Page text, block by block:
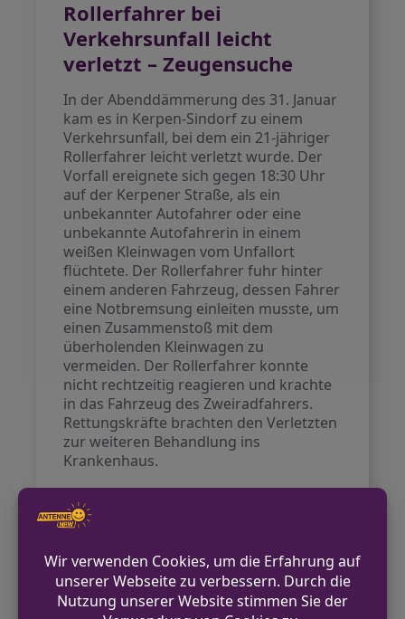
Rollerfahrer bei
Verkehrsunfall leicht
verletzt – Zeugensuche
In der Abenddämmerung des 31. Januar
kam es in Kerpen-Sindorf zu einem
Verkehrsunfall, bei dem ein 21-jähriger
Rollerfahrer leicht verletzt wurde. Der
Vorfall ereignete sich gegen 18:30 Uhr
auf der Kerpener Straße, als ein
unbekannter Autofahrer oder eine
unbekannte Autofahrerin in einem
weißen Kleinwagen vom Unfallort
flüchtete. Der Rollerfahrer fuhr hinter
einem anderen Fahrzeug, dessen Fahrer
eine Notbremsung einleiten musste, um
einen Zusammenstoß mit dem
überholenden Kleinwagen zu
vermeiden. Der Rollerfahrer konnte
nicht rechtzeitig reagieren und krachte
in das Fahrzeug des Zweiradfahrers.
Rettungskräfte brachten den Verletzten
zur weiteren Behandlung ins
Krankenhaus.
Die Polizei hat die Ermittlungen
aufgenommen und bittet um Hinweise
zu dem Unfall sowie zur Person des
flüchtigen Fahrers oder der flüchtigen
Fahrerin. Insbesondere Zeugen des
Vorfalls werden gebeten, sich zu
melden.